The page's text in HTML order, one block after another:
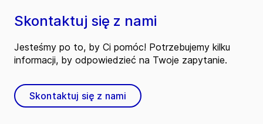
Skontaktuj się z nami
Jesteśmy po to, by Ci pomóc! Potrzebujemy kilku
informacji, by odpowiedzieć na Twoje zapytanie.
Skontaktuj się z nami